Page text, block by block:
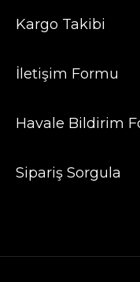
Kargo Takibi
İletişim Formu
Havale Bildirim
Sipariş Sorgula